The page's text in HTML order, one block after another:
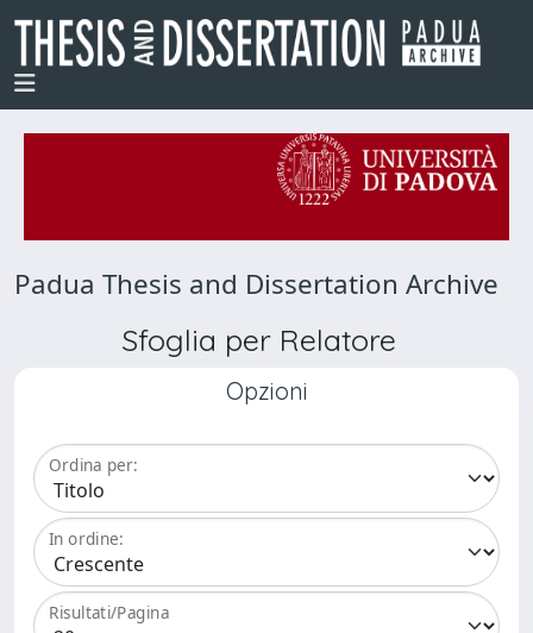
Padua Thesis and Dissertation Archive
Sfoglia per Relatore
Opzioni
Ordina per:
In ordine:
Risultati/Pagina